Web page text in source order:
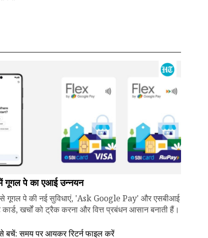
गूगल पे का एआई उन्नयन
गूगल पे की नई सुविधाएं, 'Ask Google Pay' और एसबीआई
खर्चों को ट्रैक करना और वित्त प्रबंधन आसान बनाती हैं।